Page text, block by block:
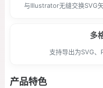
与Illustrator无缝交换SVG
多
支持导出为SVG
产品特色